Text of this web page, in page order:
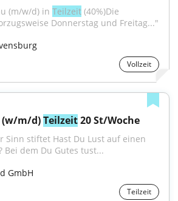
(m/w/d) in Teilzeit (40%)Die
Donnerstag und Freitag..."
Vollzeit
(w/m/d) Teilzeit 20 St/Woche
Sinn stiftet Hast Du Lust auf einen
Bei dem Du Gutes tust...
GmbH
Teilzeit